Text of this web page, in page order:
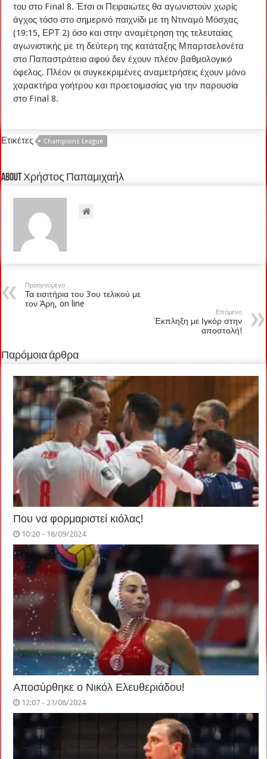
του στο Final 8. Έτσι οι Πειραιώτες θα αγωνιστούν χωρίς
άγχος τόσο στο σημερινό παιχνίδι με τη Ντιναμό Μόσχας
(19:15, ΕΡΤ 2) όσο και στην αναμέτρηση της τελευταίας
αγωνιστικής με τη δεύτερη της κατάταξης Μπαρτσελονέτα
στο Παπαστράτειο αφού δεν έχουν πλέον βαθμολογικό
όφελος. Πλέον οι συγκεκριμένες αναμετρήσεις έχουν μόνο
χαρακτήρα γοήτρου και προετοιμασίας για την παρουσία
στο Final 8.
Ετικέτες Champions League
About Χρήστος Παπαμιχαήλ
Προηγούμενο
Τα εισιτήρια του 3ου τελικού με
τον Άρη, on line
Επόμενο
Έκπληξη με Ιγκόρ στην
αποστολή!
Παρόμοια άρθρα
Που να φορμαριστεί κιόλας!
10:20 - 18/09/2024
Αποσύρθηκε ο Νικόλ Ελευθεριάδου!
12:07 - 21/08/2024